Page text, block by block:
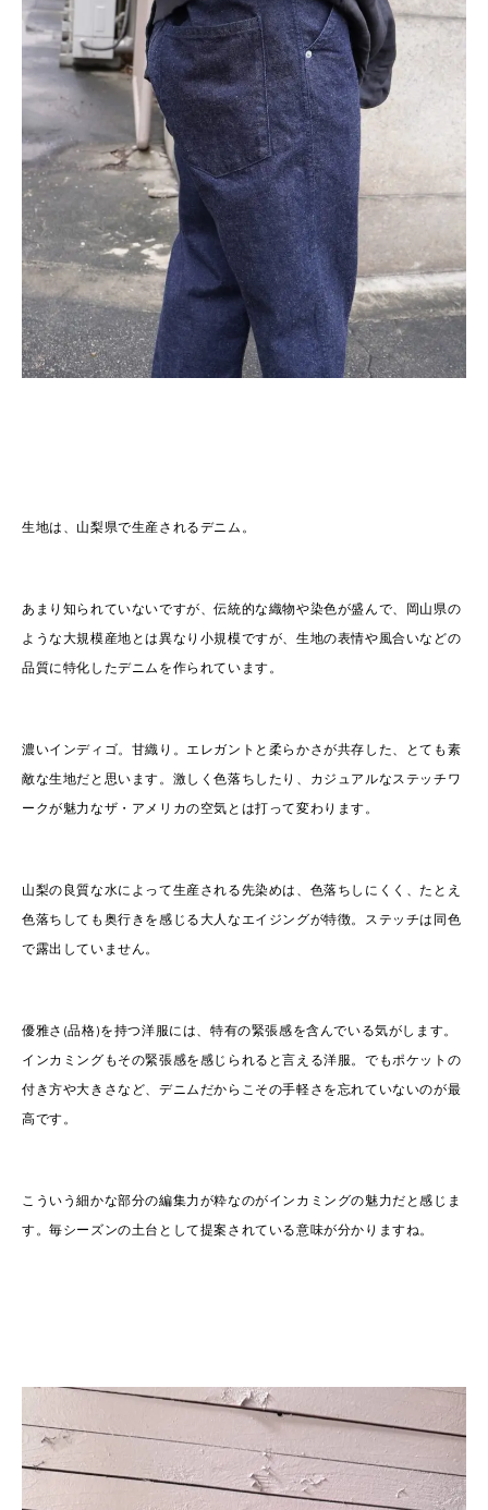
生地は、山梨県で生産されるデニム。
あまり知られていないですが、伝統的な織物や染色が盛んで、岡山県の
ような大規模産地とは異なり小規模ですが、生地の表情や風合いなどの
品質に特化したデニムを作られています。
濃いインディゴ。甘織り。エレガントと柔らかさが共存した、とても素
敵な生地だと思います。激しく色落ちしたり、カジュアルなステッチワ
ークが魅力なザ・アメリカの空気とは打って変わります。
山梨の良質な水によって生産される先染めは、色落ちしにくく、たとえ
色落ちしても奥行きを感じる大人なエイジングが特徴。ステッチは同色
で露出していません。
優雅さ(品格)を持つ洋服には、特有の緊張感を含んでいる気がします。
インカミングもその緊張感を感じられると言える洋服。でもポケットの
付き方や大きさなど、デニムだからこその手軽さを忘れていないのが最
高です。
こういう細かな部分の編集力が粋なのがインカミングの魅力だと感じま
す。毎シーズンの土台として提案されている意味が分かりますね。